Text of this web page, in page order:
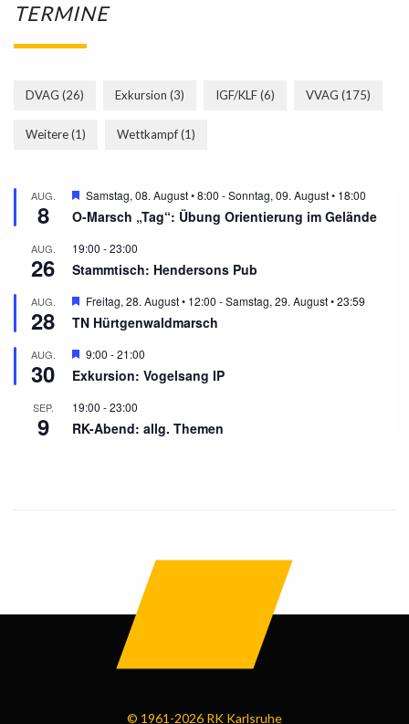
TERMINE
DVAG (26) Exkursion (3) IGF/KLF(6) VVAG (175)
Weitere(1) Wettkampf(1)
AUG.
8
Hervorgehoben
Samstag, 08. August • 8:00 -Sonntag, 09. August • 18:00
O-Marsch „Tag“: Übung Orientierung im Gelände
AUG.
26
19:00 -23:00
Stammtisch: Hendersons Pub
AUG.
28
Hervorgehoben
Freitag, 28. August • 12:00 -Samstag, 29. August • 23:59
TN Hürtgenwaldmarsch
AUG.
30
Hervorgehoben
9:00 -21:00
Exkursion: Vogelsang IP
SEP.
9
19:00 -23:00
RK-Abend: allg. Themen
© 1961-2026 RK Karlsruhe